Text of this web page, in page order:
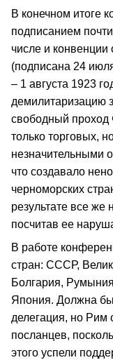
В конечном итоге
подписанием
числе и
(подписана 24
– 1 августа 1923
демилитаризацию
свободный
только торговых,
незначительными
что создавало
черноморских
результате все же
посчитав ее
В работе
стран: СССР,
Болгария,
Япония. Должна
делегация, но Рим
посланцев,
этого успели